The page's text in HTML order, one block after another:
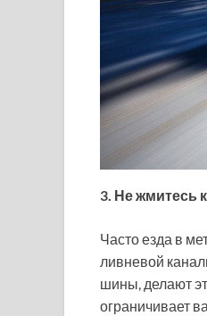
3. Не жмитесь
Часто езда в
ливневой
шины, делают
ограничивает